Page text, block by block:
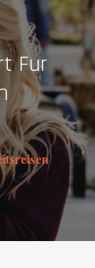
Fur